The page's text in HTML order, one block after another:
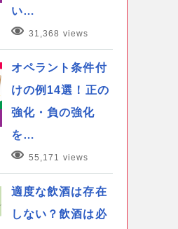
い…
31,368 views
オペラント条件付
けの例14選！正の
強化・負の強化
を…
55,171 views
適度な飲酒は存在
しない？飲酒は必